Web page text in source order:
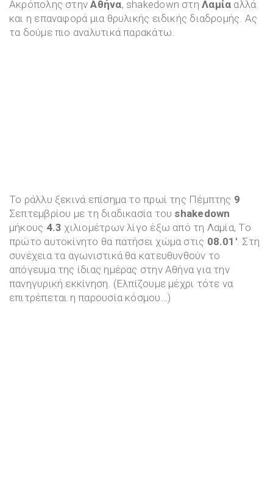
Ακρόπολης στηνΑθήνα, shakedown στηΛαμία αλλά
και η επαναφορά μια θρυλικής ειδικής διαδρομής. Ας
τα δούμε πιο αναλυτικά παρακάτω.
Το ράλλυ ξεκινά επίσημα το πρωί της Πέμπτης 9
Σεπτεμβρίου με τη διαδικασία του shakedown
μήκους 4.3 χιλιομέτρων λίγο έξω από τη Λαμία, Το
πρώτο αυτοκίνητο θα πατήσει χώμα στις 08.01′. Στη
συνέχεια τα αγωνιστικά θα κατευθυνθούν το
απόγευμα της ίδιας ημέρας στην Αθήνα για την
πανηγυρική εκκίνηση. (Ελπίζουμε μέχρι τότε να
επιτρέπεται η παρουσία κόσμου…)